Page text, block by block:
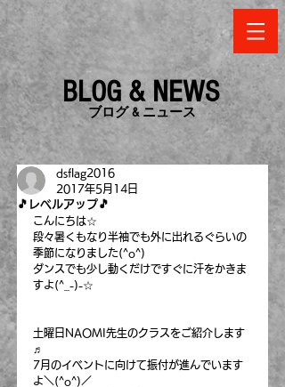
BLOG & NEWS
​ブログ & ニュース
🎵レベルアップ🎵
dsflag2016
2017年5月14日
こんにちは☆
段々暑くもなり半袖でも外に出れるぐらいの
季節になりました(^o^)
ダンスでも少し動くだけですぐに汗をかきま
すよ(^_-)-☆
土曜日NAOMI先生のクラスをご紹介します
♬
7月のイベントに向けて振付が進んでいます
よ＼(^o^)／